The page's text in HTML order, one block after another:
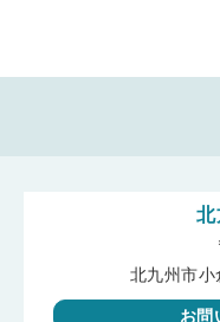
北九州市
お問